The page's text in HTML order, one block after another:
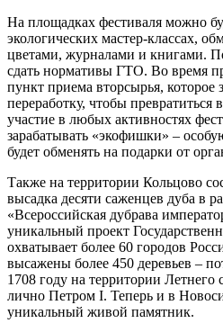
На площадках фестиваля можно
экологических мастер-классах,
цветами, журналами и книгами.
сдать нормативы ГТО. Во время
пункт приема вторсырья, которое
переработку, чтобы
участие в любых активностях
зарабатывать «экофишки» –
будет обменять на подарки от
Также на территории Кольцово
высадка десяти саженцев дуба в
«Всероссийская дубрава
уникальный проект
охватывает более 60 городов
высажены более 450 деревьев –
1708 году на территории Летнего
лично Петром I. Теперь и в
уникальный живой памятник.